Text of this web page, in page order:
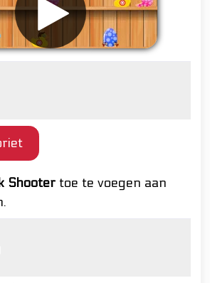
Shootertoe te voegen aan